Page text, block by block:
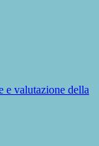
e valutazione della